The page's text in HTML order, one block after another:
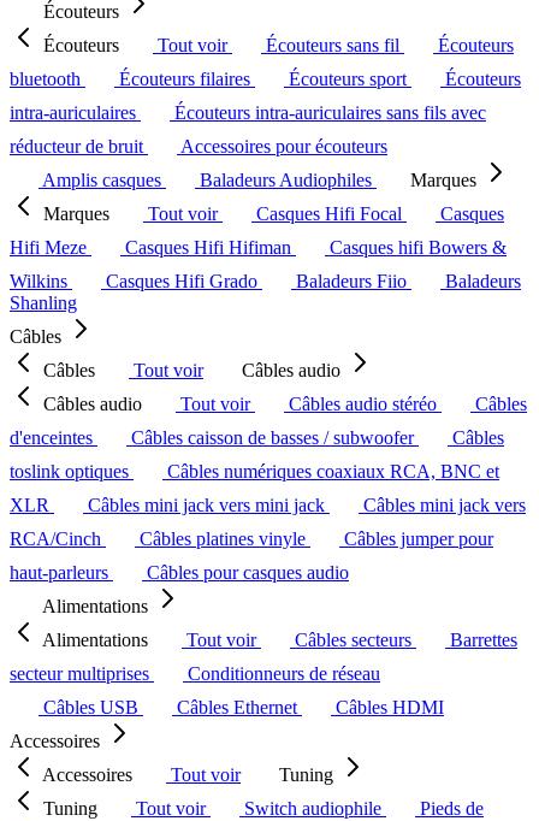
Écouteurs
Écouteurs
Tout voir Écouteurs sans fil
Écouteurs
bluetooth
Écouteurs filaires Écouteurs sport
Écouteurs
intra-auriculaires
Écouteurs intra-auriculaires sans fils avec
réducteur de bruit
Accessoires pour écouteurs
Amplis casques
Baladeurs Audiophiles
Marques
Marques
Tout voir Casques Hifi Focal
Casques
Hifi Meze
Casques Hifi Hifiman
Casques hifi Bowers &
Wilkins
Casques Hifi Grado Baladeurs Fiio
Baladeurs
Shanling
Câbles
Câbles
Tout voir
Câbles audio
Câbles audio
Tout voir Câbles audio stéréo
Câbles
d'enceintes
Câbles caisson de basses / subwoofer
Câbles
toslink optiques
Câbles numériques coaxiaux RCA, BNC et
XLR
Câbles mini jack vers mini jack
Câbles mini jack vers
RCA/Cinch
Câbles platines vinyle
Câbles jumper pour
haut-parleurs
Câbles pour casques audio
Alimentations
Alimentations
Tout voir Câbles secteurs
Barrettes
secteur multiprises
Conditionneurs de réseau
Câbles USB
Câbles Ethernet
Câbles HDMI
Accessoires
Accessoires
Tout voir
Tuning
Tuning
Tout voir Switch audiophile
Pieds de